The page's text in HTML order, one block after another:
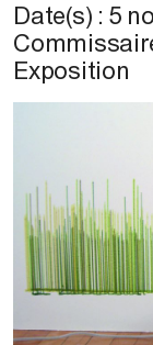
Date(s) : 5
Exposition